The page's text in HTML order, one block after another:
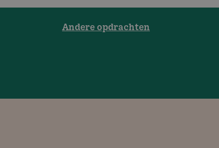
Andere opdrachten